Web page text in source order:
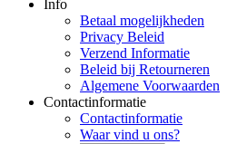
Info
Betaal mogelijkheden
Privacy Beleid
Verzend Informatie
Beleid bij Retourneren
Algemene Voorwaarden
Contactinformatie
Contactinformatie
Waar vind u ons?